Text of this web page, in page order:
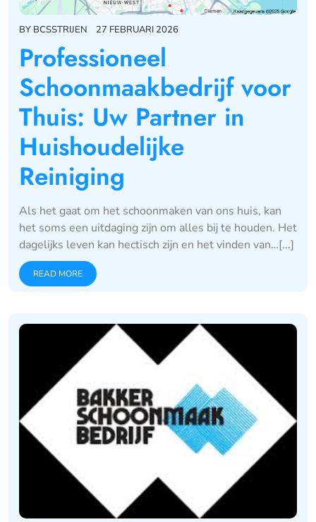
BY BCSSTRIJEN 27 FEBRUARI 2026
Professioneel
Schoonmaakbedrijf voor
Thuis: Uw Partner in
Huishoudelijke
Reiniging
Als het gaat om het schoonmaken van ons huis, kan
het soms een uitdaging zijn om alles bij te houden. Het
dagelijks leven kan hectisch zijn en het vinden van…[...]
READ MORE